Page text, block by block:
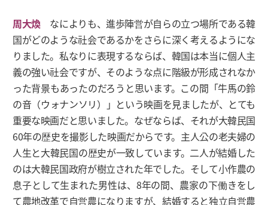
周大煥なによりも、進歩陣営が自らの立つ場所である韓
国がどのような社会であるかをさらに深く考えるようにな
りました。私なりに表現するならば、韓国は本当に個人主
義の強い社会ですが、そのような点に階級が形成されなか
った背景もあったのだろうと思います。この間「牛馬の鈴
の音（ウォナンソリ）」という映画を見ましたが、とても
重要な映画だと思いました。なぜならば、それが大韓民国
60年の歴史を撮影した映画だからです。主人公の老夫婦の
人生と大韓民国の歴史が一致しています。二人が結婚した
のは大韓民国政府が樹立された年でした。そして小作農の
息子として生まれた男性は、8年の間、農家の下働きをし
て農地改革で自営農になりますが、結婚すると独立自営農